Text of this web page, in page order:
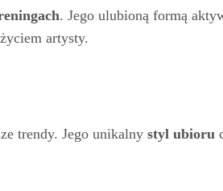
. Jego ulubioną formą
artysty.
trendy. Jego unikalny styl ubioru